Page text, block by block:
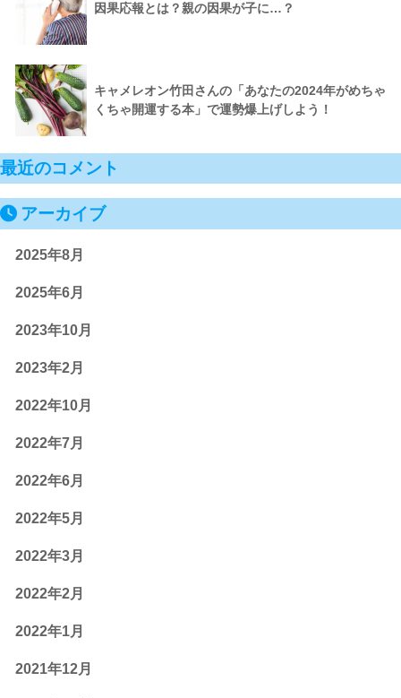
因果応報とは？親の因果が子に…？
キャメレオン竹田さんの「あなたの2024年がめちゃ
くちゃ開運する本」で運勢爆上げしよう！
最近のコメント
アーカイブ
2025年8月
2025年6月
2023年10月
2023年2月
2022年10月
2022年7月
2022年6月
2022年5月
2022年3月
2022年2月
2022年1月
2021年12月